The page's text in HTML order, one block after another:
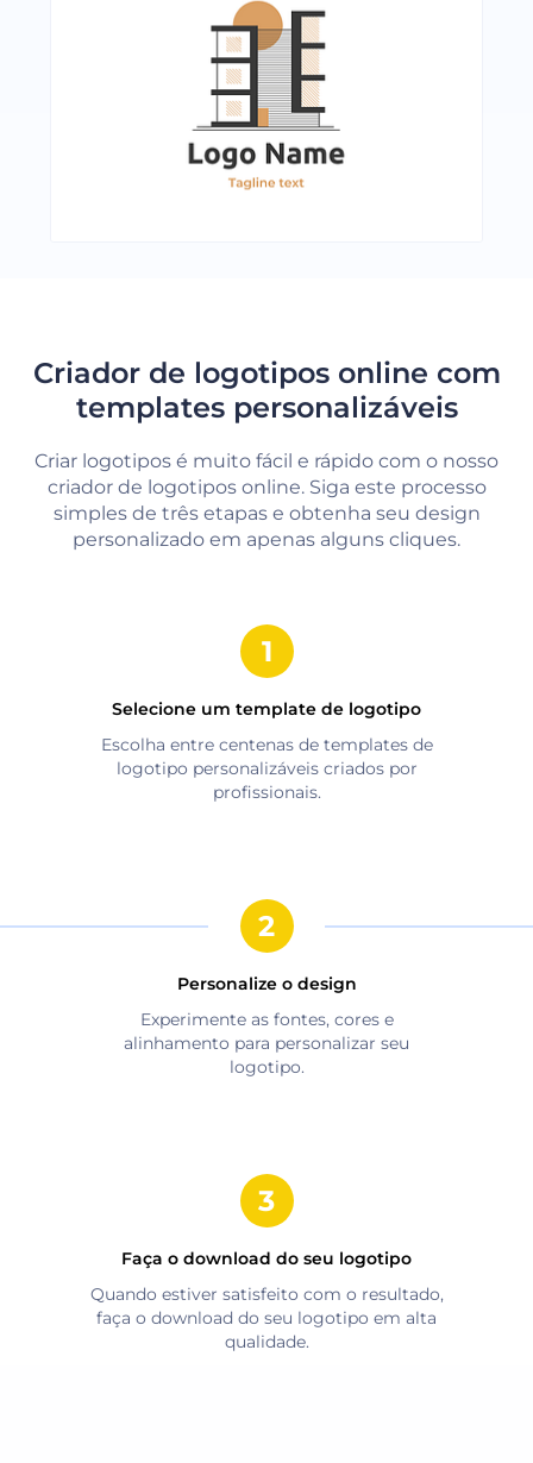
Criador de logotipos online com
templates personalizáveis
Criar logotipos é muito fácil e rápido com o nosso
criador de logotipos online. Siga este processo
simples de três etapas e obtenha seu design
personalizado em apenas alguns cliques.
Selecione um template de logotipo
Escolha entre centenas de templates de
logotipo personalizáveis criados por
profissionais.
Personalize o design
Experimente as fontes, cores e
alinhamento para personalizar seu
logotipo.
Faça o download do seu logotipo
Quando estiver satisfeito com o resultado,
faça o download do seu logotipo em alta
qualidade.